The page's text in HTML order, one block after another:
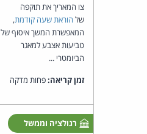
צו המאריך את תוקפה
של הוראת שעה קודמת,
המאפשרת המשך איסוף של
טביעות אצבע למאגר
הביומטרי ...
זמן קריאה:פחות מדקה
רגולציה וממשל